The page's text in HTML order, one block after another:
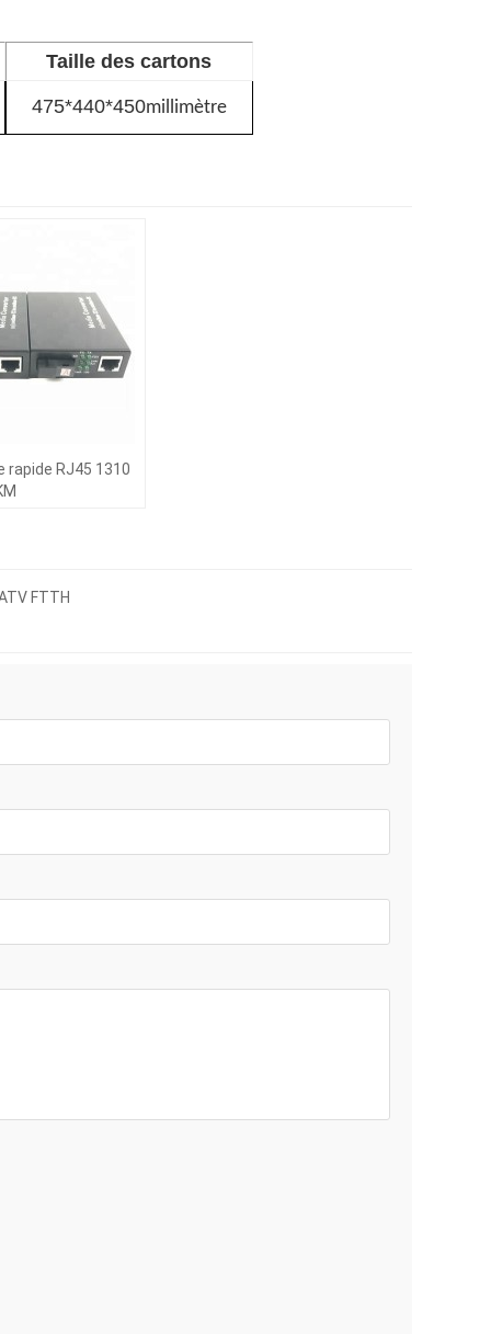
Taille des cartons
475*440*450millimètre
rapide RJ45 1310
FTTH